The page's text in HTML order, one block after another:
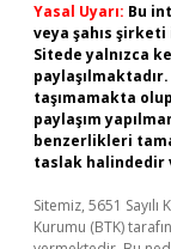
Yasal Uyarı: Bu
veya şahıs
Sitede yalnızca
taşımamakta
paylaşım
benzerlikleri
taslak halindedir
Sitemiz, 5651
Kurumu (BTK)